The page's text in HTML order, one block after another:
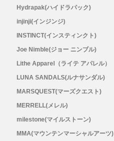
メンズ
Hydrapak(ハイドラパック)
injinji(インジンジ)
INSTINCT(インスティンクト)
Joe Nimble(ジョー ニンブル)
Lithe Apparel（ライテ アパレル）
LUNA SANDALS(ルナサンダル)
MARSQUEST(マーズクエスト)
MERRELL(メレル)
milestone(マイルストーン)
MMA(マウンテンマーシャルアーツ)